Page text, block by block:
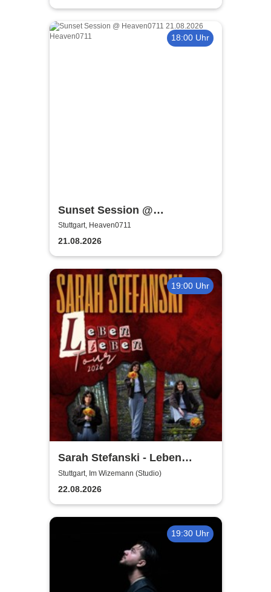
18:00 Uhr
Sunset Session @
Heaven0711 in Stuttgart
Stuttgart, Heaven0711
21.08.2026
19:00 Uhr
Sarah Stefanski - Leben
Lieben Tour 2026
Stuttgart, Im Wizemann (Studio)
22.08.2026
19:30 Uhr